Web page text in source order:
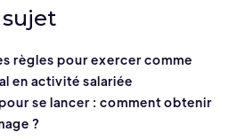
règles pour exercer comme
en activité salariée
se lancer : comment obtenir
?